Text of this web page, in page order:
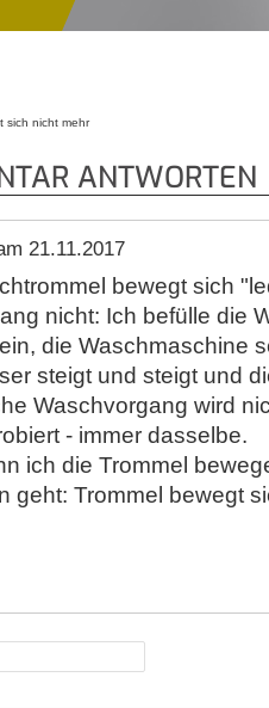
sich nicht mehr
ANTWORTEN
21.11.2017
bewegt sich
nicht: Ich befülle die
die Waschmaschine
steigt und steigt und
Waschvorgang wird
- immer dasselbe.
ich die Trommel
geht: Trommel bewegt